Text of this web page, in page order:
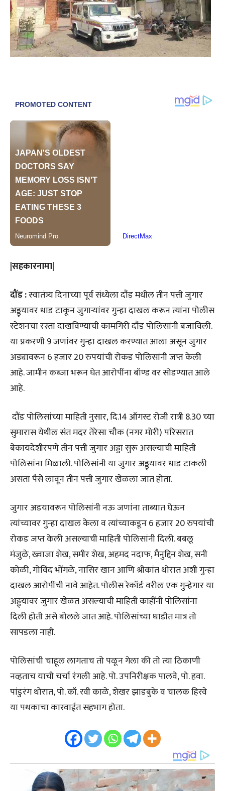
|सहकारनामा|
दौंड :स्वातंत्र्य दिनाच्या पूर्व संध्येला दौंड मधील तीन पत्ती जुगार
अड्ड्यावर धाड टाकून जुगाऱ्यांवर गुन्हा दाखल करून त्यांना पोलीस
स्टेशनचा रस्ता दाखविण्याची कामगिरी दौंड पोलिसांनी बजाविली.
या प्रकरणी 9 जणांवर गुन्हा दाखल करण्यात आला असून जुगार
अड्यावरून 6 हजार 20 रुपयांची रोकड पोलिसांनी जप्त केली
आहे. जामीन कब्जा भरून घेत आरोपींना बॉण्ड वर सोडण्यात आले
आहे.
दौंड पोलिसांच्या माहिती नुसार, दि.14 ऑगस्ट रोजी रात्री 8.30 च्या
सुमारास येथील संत मदर तेरेसा चौक (नगर मोरी) परिसरात
बेकायदेशीरपणे तीन पत्ती जुगार अड्डा सुरू असल्याची माहिती
पोलिसांना मिळाली. पोलिसांनी या जुगार अड्ड्यावर धाड टाकली
असता पैसे लावून तीन पत्ती जुगार खेळला जात होता.
जुगार अडयावरून पोलिसांनी नऊ जणांना ताब्यात घेऊन
त्यांच्यावर गुन्हा दाखल केला व त्यांच्याकडून 6 हजार 20 रुपयांची
रोकड जप्त केली असल्याची माहिती पोलिसांनी दिली. बबलू
मंजुळे, ख्वाजा शेख, समीर शेख, अहमद नदाफ, मैनुद्दिन शेख, सनी
कोळी, गोविंद भोंगळे, नासिर खान आणि श्रीकांत थोरात अशी गुन्हा
दाखल आरोपींची नावे आहेत. पोलीस रेकॉर्ड वरील एक गुन्हेगार या
अड्ड्यावर जुगार खेळत असल्याची माहिती काहींनी पोलिसांना
दिली होती असे बोलले जात आहे. पोलिसांच्या धाडीत मात्र तो
सापडला नाही.
पोलिसांची चाहूल लागताच तो पळून गेला की तो त्या ठिकाणी
नव्हताच याची चर्चा रंगली आहे. पो. उपनिरीक्षक पालवे, पो. हवा.
पांडुरंग थोरात, पो. कॉ. रवी काळे, शेखर झाडबुके व चालक हिरवे
या पथकाचा कारवाईत सहभाग होता.